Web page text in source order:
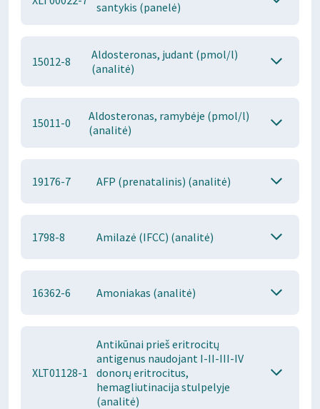
santykis (panelė)
15012-8
Aldosteronas, judant (pmol/l)
(analitė)
15011-0
Aldosteronas, ramybėje (pmol/l)
(analitė)
19176-7 AFP (prenatalinis) (analitė)
1798-8 Amilazė (IFCC) (analitė)
16362-6 Amoniakas (analitė)
XLT01128-1
Antikūnai prieš eritrocitų
antigenus naudojant I-II-III-IV
donorų eritrocitus,
hemagliutinacija stulpelyje
(analitė)